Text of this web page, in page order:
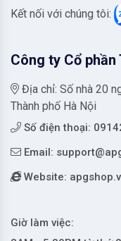
Kết nối với chúng tôi:
Công ty Cổ phần
Địa chỉ: Số nhà 20
Thành phố Hà Nội
Số điện thoại:
Email:
Website:
Giờ làm việc: